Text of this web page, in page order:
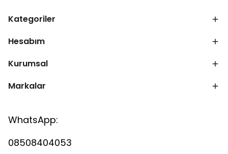
Kategoriler
Hesabım
Kurumsal
Markalar
WhatsApp:
08508404053